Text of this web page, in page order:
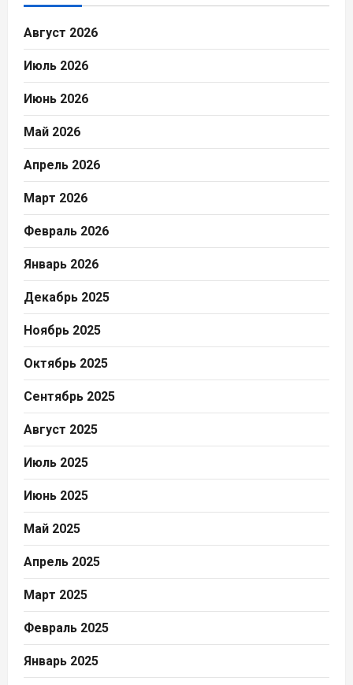
Август 2026
Июль 2026
Июнь 2026
Май 2026
Апрель 2026
Март 2026
Февраль 2026
Январь 2026
Декабрь 2025
Ноябрь 2025
Октябрь 2025
Сентябрь 2025
Август 2025
Июль 2025
Июнь 2025
Май 2025
Апрель 2025
Март 2025
Февраль 2025
Январь 2025